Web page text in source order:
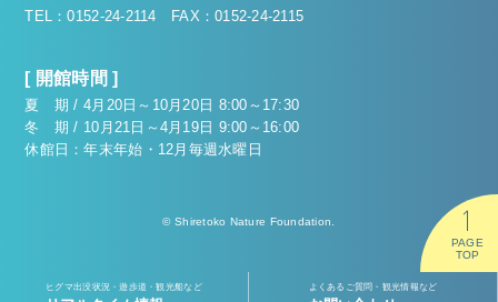
TEL：0152-24-2114 FAX：0152-24-2115
[ 開館時間 ]
夏 期 / 4月20日～10月20日 8:00～17:30
冬 期 / 10月21日～4月19日 9:00～16:00
休館日：年末年始・12月毎週水曜日
© Shiretoko Nature Foundation.
ヒグマ出没状況・遊歩道・観光船など よくあるご質問・観光情報など
PAGE
TOP